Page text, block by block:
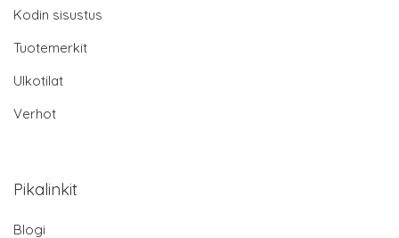
Kodin sisustus
Tuotemerkit
Ulkotilat
Verhot
Pikalinkit
Blogi